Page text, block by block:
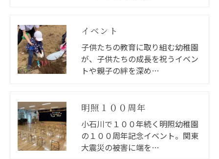
イベント
子供たちの教育に取り組む幼稚園
が、子供たちの成長を祝うイベン
トや親子の絆を深め…
明照１００周年
小石川で１００年続く明照幼稚園
の１００周年記念イベント。関東
大震災の被害に端を…